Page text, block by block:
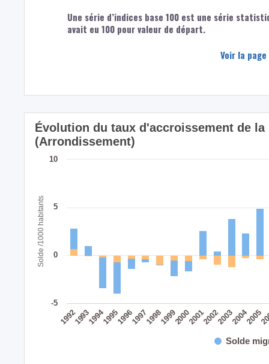
Une série d’indices base 100 est une série
avait eu 100 pour valeur de départ.
Voir la
Solde /1000 habitants
Évolution du taux d'accroissement de
(Arrondissement)
19921993199419951996199719981999200020012002200320042005
-5
0
5
10
Solde